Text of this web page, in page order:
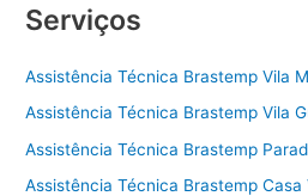
Serviços
Assistência Técnica Brastemp Vila
Assistência Técnica Brastemp Vila
Assistência Técnica Brastemp
Assistência Técnica Brastemp Casa